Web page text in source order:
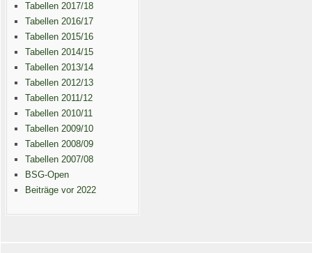
Tabellen 2017/18
Tabellen 2016/17
Tabellen 2015/16
Tabellen 2014/15
Tabellen 2013/14
Tabellen 2012/13
Tabellen 2011/12
Tabellen 2010/11
Tabellen 2009/10
Tabellen 2008/09
Tabellen 2007/08
BSG-Open
Beiträge vor 2022